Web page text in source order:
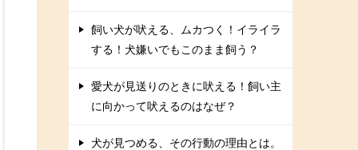
飼い犬が吠える、ムカつく！イライラ
する！犬嫌いでもこのまま飼う？
愛犬が見送りのときに吠える！飼い主
に向かって吠えるのはなぜ？
犬が見つめる、その行動の理由とは。